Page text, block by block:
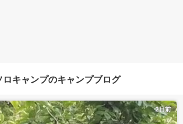
ロキャンプのキャンプブログ
2日前